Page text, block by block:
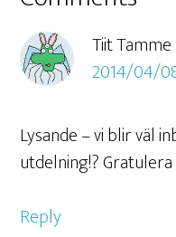
Tiit Tamme
2014/04/
Lysande – vi blir väl
utdelning!?
Reply